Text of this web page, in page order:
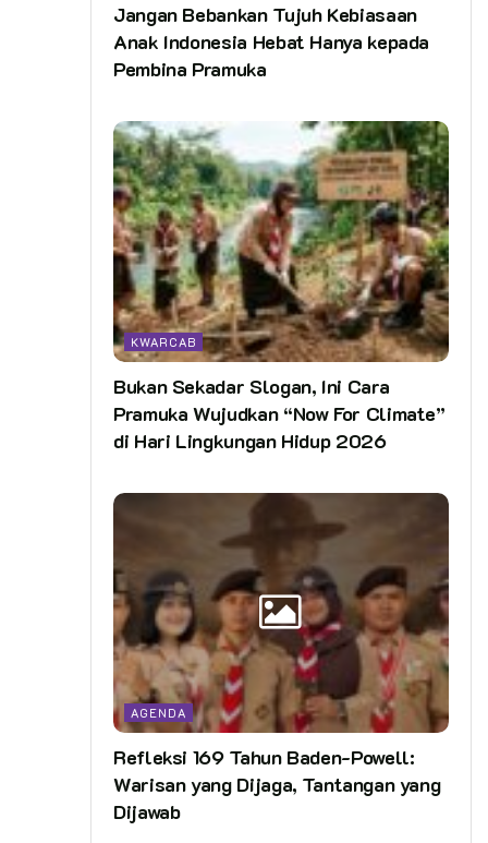
Jangan Bebankan Tujuh Kebiasaan
Anak Indonesia Hebat Hanya kepada
Pembina Pramuka
KWARCAB
Bukan Sekadar Slogan, Ini Cara
Pramuka Wujudkan “Now For Climate”
di Hari Lingkungan Hidup 2026
AGENDA
Refleksi 169 Tahun Baden-Powell:
Warisan yang Dijaga, Tantangan yang
Dijawab